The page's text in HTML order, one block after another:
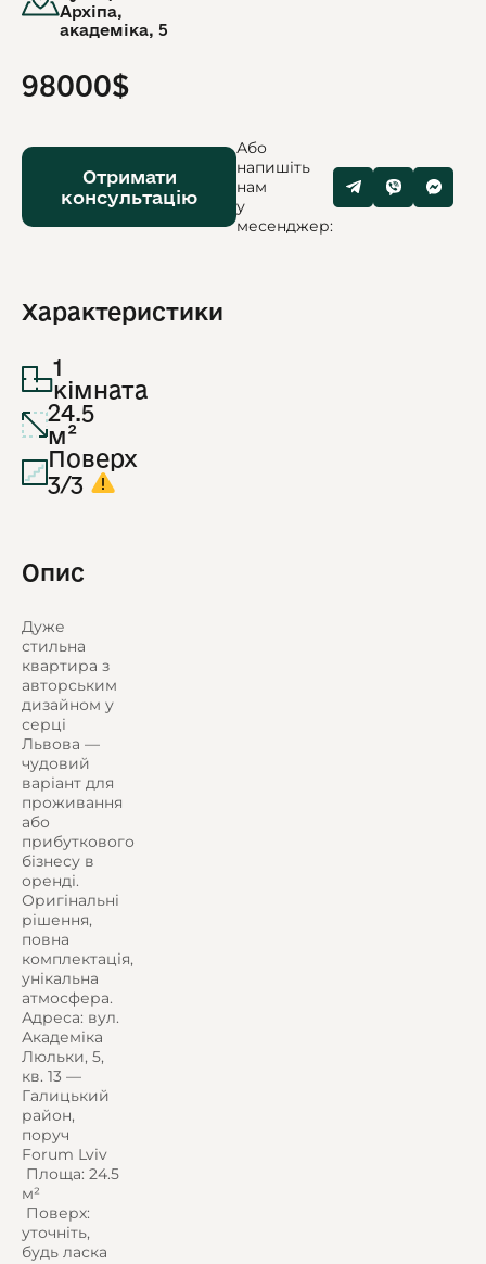
Архіпа,
академіка, 5
98000$
Отримати
консультацію
Або
напишіть
нам
у
месенджер:
Характеристики
1
кімната
24.5
м²
Поверх
3/3
Опис
Дуже
стильна
квартира з
авторським
дизайном у
серці
Львова —
чудовий
варіант для
проживання
або
прибуткового
бізнесу в
оренді.
Оригінальні
рішення,
повна
комплектація,
унікальна
атмосфера.
Адреса: вул.
Академіка
Люльки, 5,
кв. 13 —
Галицький
район,
поруч
Forum Lviv
️ Площа: 24.5
м²
️ Поверх:
уточніть,
будь ласка